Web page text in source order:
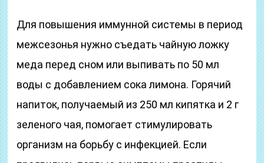
Для повышения иммунной системы в период
межсезонья нужно съедать чайную ложку
меда перед сном или выпивать по 50 мл
воды с добавлением сока лимона. Горячий
напиток, получаемый из 250 мл кипятка и 2 г
зеленого чая, помогает стимулировать
организм на борьбу с инфекцией. Если